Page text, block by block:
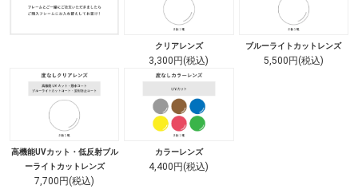
クリアレンズ
3,300円(税込)
ブルーライトカットレンズ
5,500円(税込)
高機能UVカット・低反射ブル
ーライトカットレンズ
7,700円(税込)
カラーレンズ
4,400円(税込)